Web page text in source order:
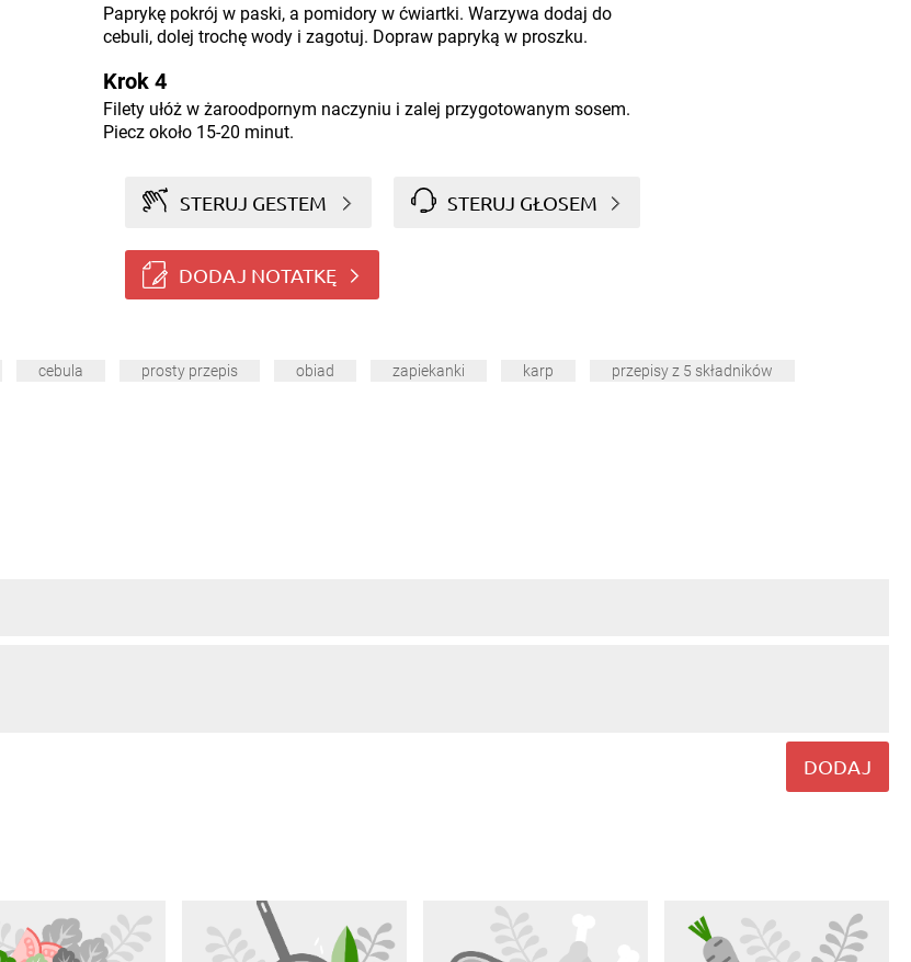
Paprykę pokrój w paski, a pomidory w ćwiartki. Warzywa dodaj do
cebuli, dolej trochę wody i zagotuj. Dopraw papryką w proszku.
Krok 4
Filety ułóż w żaroodpornym naczyniu i zalej przygotowanym sosem.
Piecz około 15-20 minut.
STERUJ GESTEM STERUJ GŁOSEM
DODAJ NOTATKĘ
cebula prosty przepis obiad zapiekanki karp
przepisy z 5 składników
DODAJ